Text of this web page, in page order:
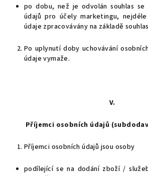
po dobu, než je odvolán souhlas se
údajů pro účely marketingu,
údaje zpracovávány na základě
Po uplynutí doby uchovávání
údaje vymaže.
V.
Příjemci osobních údajů
Příjemci osobních údajů jsou osoby
podílející se na dodání zboží /